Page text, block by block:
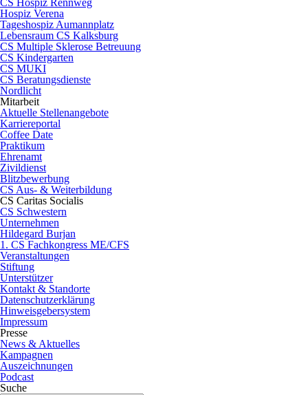
CS Hospiz Rennweg
Hospiz Verena
Tageshospiz Aumannplatz
Lebensraum CS Kalksburg
CS Multiple Sklerose Betreuung
CS Kindergarten
CS MUKI
CS Beratungsdienste
Nordlicht
Mitarbeit
Aktuelle Stellenangebote
Karriereportal
Coffee Date
Praktikum
Ehrenamt
Zivildienst
Blitzbewerbung
CS Aus- & Weiterbildung
CS Caritas Socialis
CS Schwestern
Unternehmen
Hildegard Burjan
1. CS Fachkongress ME/CFS
Veranstaltungen
Stiftung
Unterstützer
Kontakt & Standorte
Datenschutzerklärung
Hinweisgebersystem
Impressum
Presse
News & Aktuelles
Kampagnen
Auszeichnungen
Podcast
Suche